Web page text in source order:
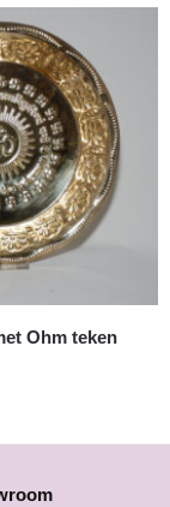
Ohm teken